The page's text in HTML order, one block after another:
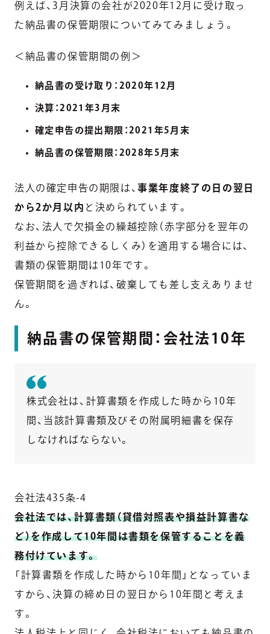
例えば、3月決算の会社が2020年12月に受け取っ
た納品書の保管期限についてみてみましょう。
＜納品書の保管期間の例＞
納品書の受け取り：2020年12月
決算：2021年3月末
確定申告の提出期限：2021年5月末
納品書の保管期限：2028年5月末
法人の確定申告の期限は、事業年度終了の日の翌日
から2か月以内 と決められています。
なお、法人で欠損金の繰越控除（赤字部分を翌年の
利益から控除できるしくみ）を適用する場合には、
書類の保管期間は10年です。
保管期間を過ぎれば、破棄しても差し支えありませ
ん。
納品書の保管期間：会社法10年
株式会社は、計算書類を作成した時から10年
間、当該計算書類及びその附属明細書を保存
しなければならない。
会社法435条-4
会社法では、計算書類（貸借対照表や損益計算書な
ど）を作成して10年間は書類を保管することを義
務付けています。
「計算書類を作成した時から10年間」となっていま
すから、決算の締め日の翌日から10年間と考えま
す。